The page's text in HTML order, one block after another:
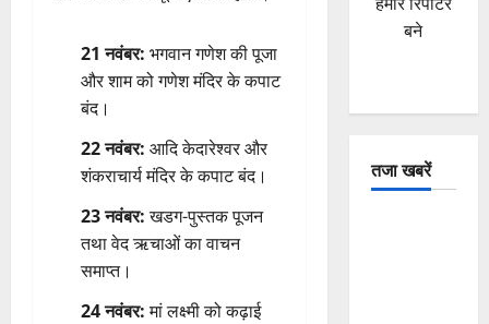
21 नवंबर: भगवान गणेश की पूजा
और शाम को गणेश मंदिर के कपाट
बंद।
22 नवंबर: आदि केदारेश्वर और
शंकराचार्य मंदिर के कपाट बंद।
23 नवंबर:खडग-पुस्तक पूजन
तथा वेद ऋचाओं का वाचन
समाप्त।
24 नवंबर:मां लक्ष्मी को कढ़ाई
बने
तजा खबरें